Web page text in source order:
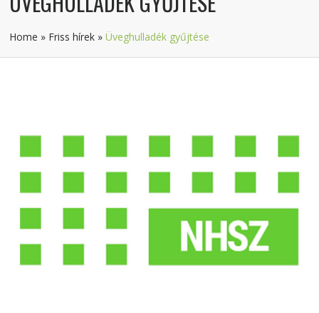
Home » Friss hírek »Üveghulladék gyűjtése